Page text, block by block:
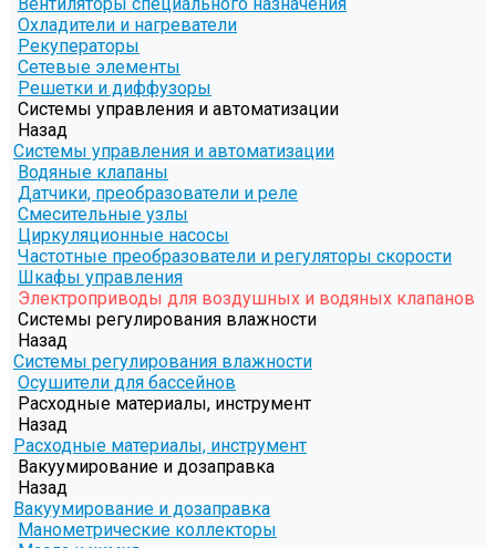
Охладители и нагреватели
Рекуператоры
Сетевые элементы
Решетки и диффузоры
Системы управления и автоматизации
Назад
Системы управления и автоматизации
Водяные клапаны
Датчики, преобразователи и реле
Смесительные узлы
Циркуляционные насосы
Частотные преобразователи и регуляторы скорости
Шкафы управления
Электроприводы для воздушных и водяных клапанов
Системы регулирования влажности
Назад
Системы регулирования влажности
Осушители для бассейнов
Расходные материалы, инструмент
Назад
Расходные материалы, инструмент
Вакуумирование и дозаправка
Назад
Вакуумирование и дозаправка
Манометрические коллекторы